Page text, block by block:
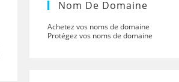
Nom De Domaine
Achetez vos noms de domaine
Protégez vos noms de domaine